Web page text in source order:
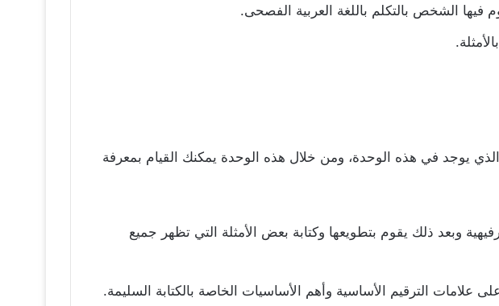
الشخص بالتكلم باللغة العربية الفصحى.
يوجد في هذه الوحدة، ومن خلال هذه الوحدة يمكنك القيام بمعرفة
وبعد ذلك يقوم بتطويعها وكتابة بعض الأمثلة التي تظهر جميع
الترقيم الأساسية وأهم الأساسيات الخاصة بالكتابة السليمة.